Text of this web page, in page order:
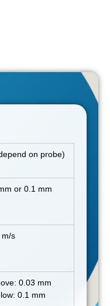
on probe)
or 0.1 mm
m/s
0.03 mm
0.1 mm